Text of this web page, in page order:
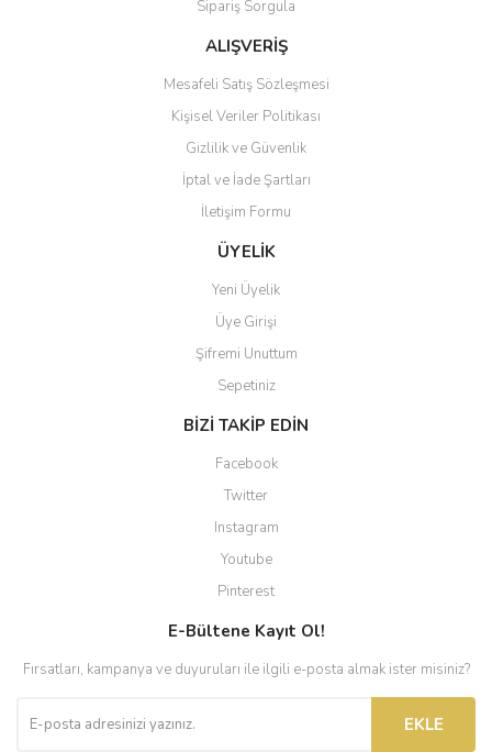
Ürün fiyatı diğer sitelerden daha pahalı.
Bu ürüne benzer farklı alternatifler olmalı.
Gönder
Sipariş Sorgula
ALIŞVERİŞ
Mesafeli Satış Sözleşmesi
Kişisel Veriler Politikası
Gizlilik ve Güvenlik
İptal ve İade Şartları
İletişim Formu
ÜYELİK
Yeni Üyelik
Üye Girişi
Şifremi Unuttum
Sepetiniz
BİZİ TAKİP EDİN
Facebook
Twitter
Instagram
Youtube
Pinterest
E-Bültene Kayıt Ol!
Fırsatları, kampanya ve duyuruları ile ilgili e-posta almak ister misiniz?
EKLE